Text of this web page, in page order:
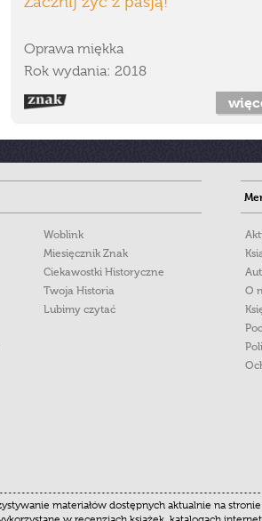
Oprawa miękka
Rok wydania: 2018
Woblink
Miesięcznik Znak
Ciekawostki Historyczne
Twoja Historia
Lubimy czytać
O
materiałów dostępnych aktualnie na